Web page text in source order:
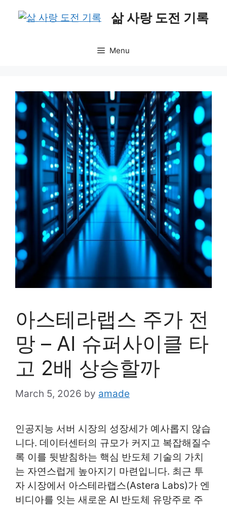
삶 사랑 도전 기록
Menu
아스테라랩스 주가 전
망 – AI 슈퍼사이클 타
고 2배 상승할까
March 5, 2026 by amade
인공지능 서버 시장의 성장세가 예사롭지 않습
니다. 데이터센터의 규모가 커지고 복잡해질수
록 이를 뒷받침하는 핵심 반도체 기술의 가치
는 자연스럽게 높아지기 마련입니다. 최근 투
자 시장에서 아스테라랩스(Astera Labs)가 엔
비디아를 잇는 새로운 AI 반도체 유망주로 주